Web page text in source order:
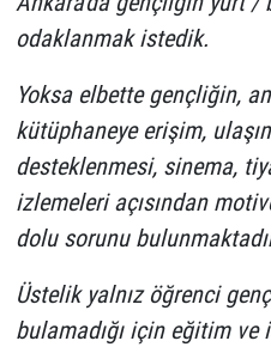
odaklanmak istedik.
Yoksa elbette gençliğin,
kütüphaneye erişim,
desteklenmesi, sinema,
izlemeleri açısından
dolu sorunu
Üstelik yalnız öğrenci
bulamadığı için eğitim ve